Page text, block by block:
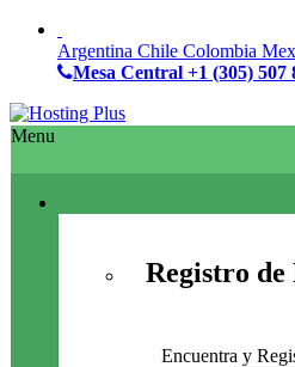
Argentina Chile Colombia
Mesa Central +1 (305) 507
Menu
Registro de
Encuentra y